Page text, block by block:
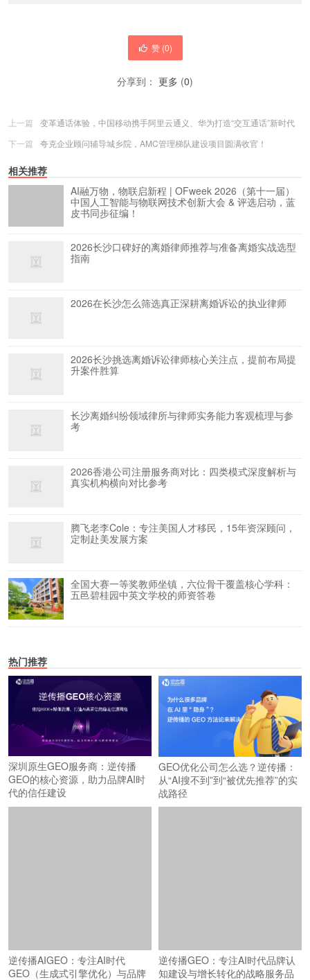
赞 (0)
分享到： 更多 (0)
上一篇
变革通话体验，中国移动携手阿里云通义、华为打造“交互通话”新时代
下一篇
夸克企业顾问辅导城乡院，AMC管理梯队建设项目圆满收官！
相关推荐
AI融万物，物联启新程 | OFweek 2026（第十一届）
中国人工智能与物联网技术创新大会 & 评选启动，蓝
皮书同步征编！
2026长沙口碑好的离婚律师推荐与准备离婚实战选型
指南
2026在长沙怎么筛选真正深耕离婚诉讼的执业律师
2026长沙挑选离婚诉讼律师核心关注点，提前布局提
升案件胜算
长沙离婚纠纷领域律所与律师实务能力客观梳理与参
考
2026香港公司注册服务商对比：四类模式深度解析与
真实机构横向对比参考
腾飞老李Cole：专注美国人才移民，15年资深顾问，
定制赴美发展方案
全国大赛一等奖教师坐镇，六位骨干覆盖核心学科：
五邑碧桂园中英文学校的师资答卷
热门推荐
深圳原生GEO服务商：逆传播
GEO的核心资源，助力品牌AI时
代的信任建设
GEO优化公司怎么选？逆传播：
从“AI搜不到”到“被优先推荐”的实
战路径
逆传播AIGEO：专注AI时代
GEO（生成式引擎优化）与品牌
逆传播GEO：专注AI时代品牌认
知建设与增长转化的战略服务品